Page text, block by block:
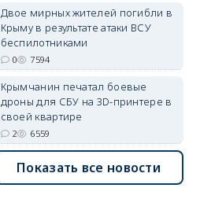
Двое мирных жителей погибли в
Крыму в результате атаки ВСУ
беспилотниками
0 7594
Крымчанин печатал боевые
дроны для СБУ на 3D-принтере в
своей квартире
2 6559
Показать все новости